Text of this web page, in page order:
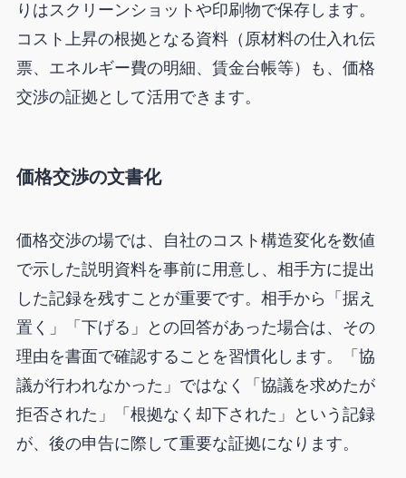
りはスクリーンショットや印刷物で保存します。
コスト上昇の根拠となる資料（原材料の仕入れ伝
票、エネルギー費の明細、賃金台帳等）も、価格
交渉の証拠として活用できます。
価格交渉の文書化
価格交渉の場では、自社のコスト構造変化を数値
で示した説明資料を事前に用意し、相手方に提出
した記録を残すことが重要です。相手から「据え
置く」「下げる」との回答があった場合は、その
理由を書面で確認することを習慣化します。「協
議が行われなかった」ではなく「協議を求めたが
拒否された」「根拠なく却下された」という記録
が、後の申告に際して重要な証拠になります。